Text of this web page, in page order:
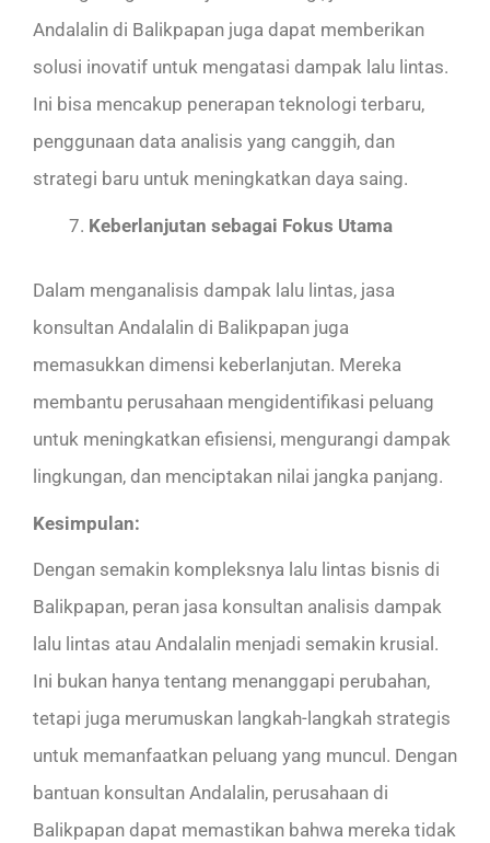
Andalalin di Balikpapan juga dapat memberikan
solusi inovatif untuk mengatasi dampak lalu lintas.
Ini bisa mencakup penerapan teknologi terbaru,
penggunaan data analisis yang canggih, dan
strategi baru untuk meningkatkan daya saing.
Keberlanjutan sebagai Fokus Utama
Dalam menganalisis dampak lalu lintas, jasa
konsultan Andalalin di Balikpapan juga
memasukkan dimensi keberlanjutan. Mereka
membantu perusahaan mengidentifikasi peluang
untuk meningkatkan efisiensi, mengurangi dampak
lingkungan, dan menciptakan nilai jangka panjang.
Kesimpulan:
Dengan semakin kompleksnya lalu lintas bisnis di
Balikpapan, peran jasa konsultan analisis dampak
lalu lintas atau Andalalin menjadi semakin krusial.
Ini bukan hanya tentang menanggapi perubahan,
tetapi juga merumuskan langkah-langkah strategis
untuk memanfaatkan peluang yang muncul. Dengan
bantuan konsultan Andalalin, perusahaan di
Balikpapan dapat memastikan bahwa mereka tidak